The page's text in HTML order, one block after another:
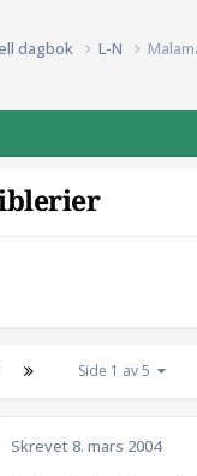
dagbok L-N
Side 1 av 5
Skrevet8. mars 2004